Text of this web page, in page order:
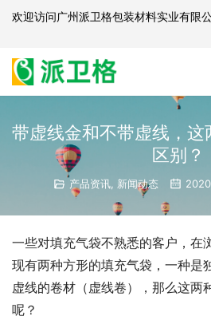
带虚线金和不带虚线，
区别？
产品资讯, 新闻动态
一些对填充气袋不熟悉的客户，在
现有两种方形的填充气袋，一种是
虚线的卷材（虚线卷），那么这两
呢？
欢迎访问广州派卫格包装材料实业有限